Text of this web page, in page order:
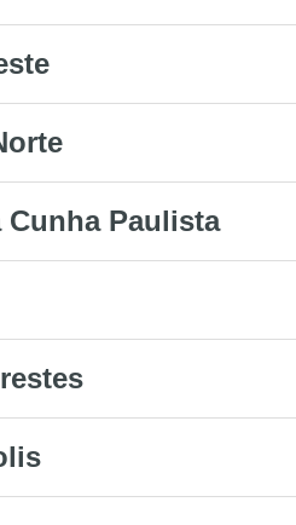
Paulista